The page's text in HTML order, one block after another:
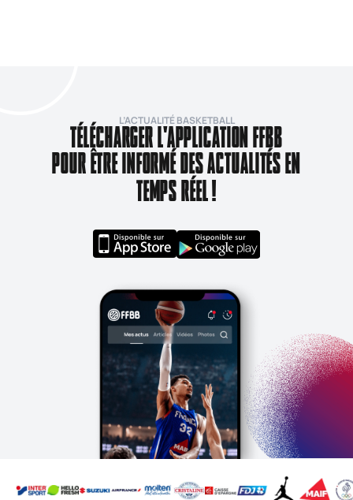
L’ACTUALITÉ BASKETBALL
TÉLÉCHARGER L'APPLICATION FFBB
POUR ÊTRE INFORMÉ DES ACTUALITÉS EN
TEMPS RÉEL !